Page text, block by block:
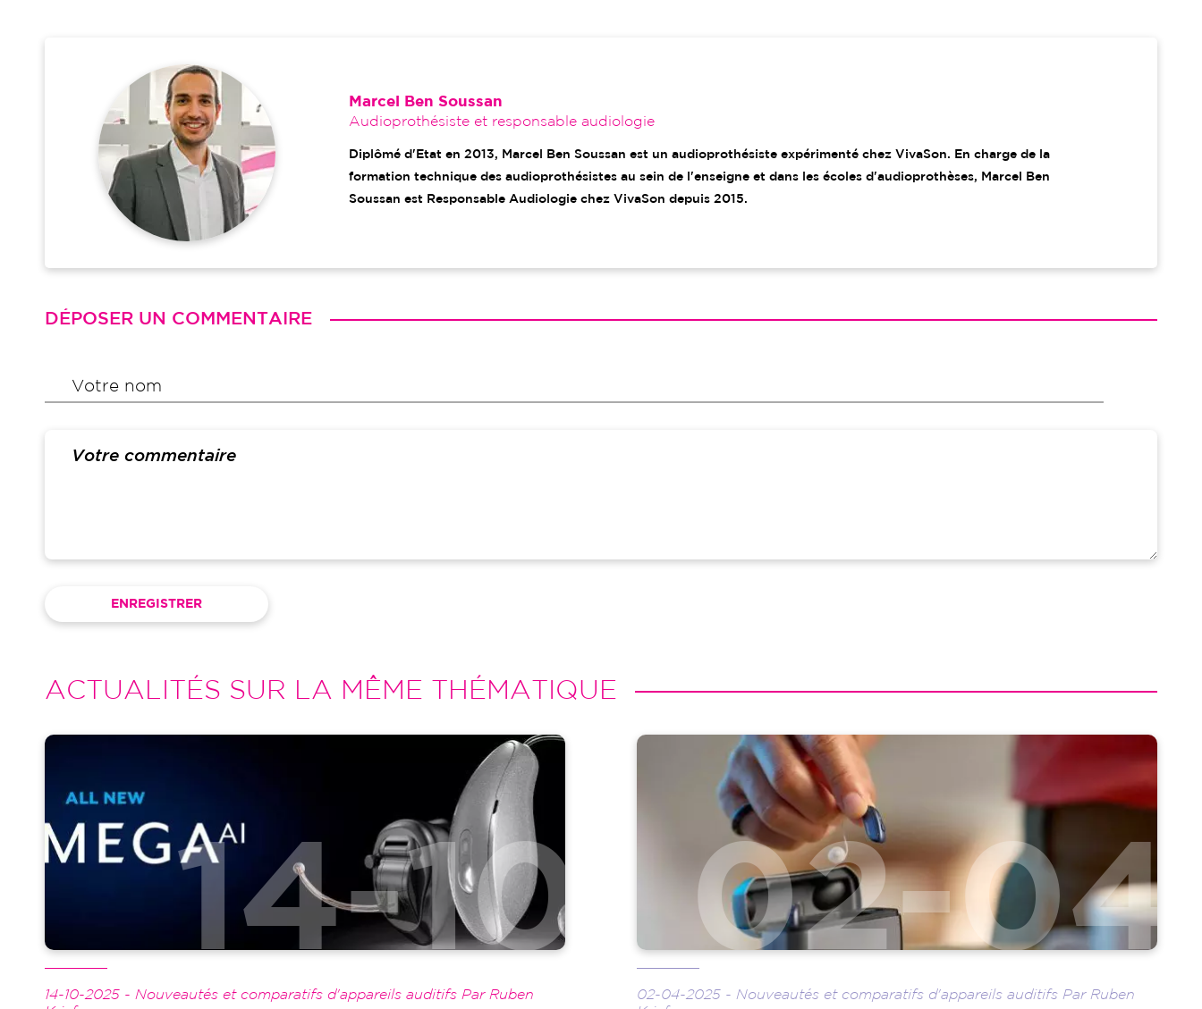
Marcel Ben Soussan
Audioprothésiste et responsable audiologie
Diplômé d'Etat en 2013, Marcel Ben Soussan est un audioprothésiste expérimenté chez VivaSon. En charge de la
formation technique des audioprothésistes au sein de l'enseigne et dans les écoles d'audioprothèses, Marcel Ben
Soussan est Responsable Audiologie chez VivaSon depuis 2015.
DÉPOSER UN COMMENTAIRE
Votre nom
ACTUALITÉS SUR LA MÊME THÉMATIQUE
Image
14-10-2025 - Nouveautés et comparatifs d'appareils auditifs Par Ruben
Image
02-04-2025 - Nouveautés et comparatifs d'appareils auditifs Par Ruben